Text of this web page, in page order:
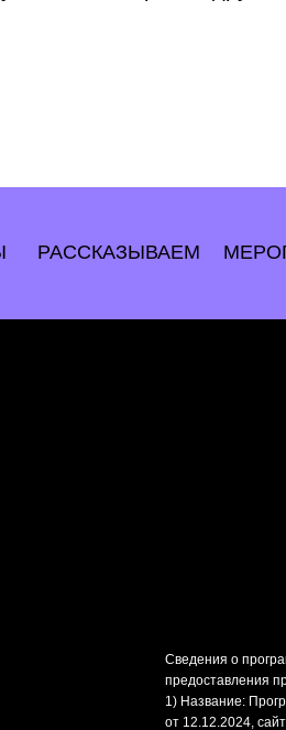
Сведения о
предоставления
1) Название:
от 12.12.2024,
РАССКАЗЫВАЕМ